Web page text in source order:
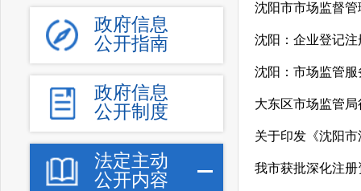
政府信息
公开指南
政府信息
公开制度
法定主动
公开内容
沈阳市市场监督
沈阳：企业登记
沈阳：市场监管
大东区市场监管
关于印发《沈阳
我市获批深化注